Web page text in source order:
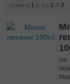
showing 1 to the 2of 2
Un